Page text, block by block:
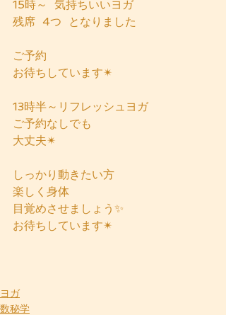
15時～  気持ちいいヨガ
残席  4つ  となりました
ご予約
お待ちしています✴
13時半～リフレッシュヨガ
ご予約なしでも
大丈夫✴
しっかり動きたい方
楽しく身体
目覚めさせましょう✨
お待ちしています✴
ヨガ
数秘学